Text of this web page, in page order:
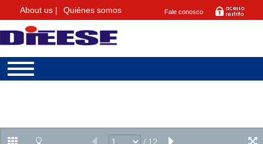
About us | Quiénes somos Fale conosco